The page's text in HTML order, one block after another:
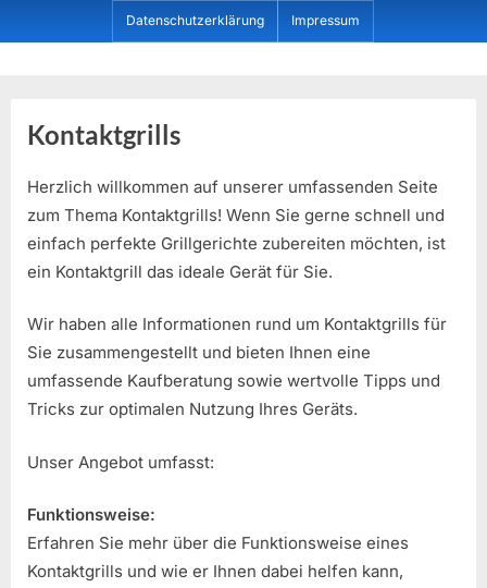
to
Datenschutzerklärung Impressum
Kontaktgrills
Herzlich willkommen auf unserer umfassenden Seite
zum Thema Kontaktgrills! Wenn Sie gerne schnell und
einfach perfekte Grillgerichte zubereiten möchten, ist
ein Kontaktgrill das ideale Gerät für Sie.
Wir haben alle Informationen rund um Kontaktgrills für
Sie zusammengestellt und bieten Ihnen eine
umfassende Kaufberatung sowie wertvolle Tipps und
Tricks zur optimalen Nutzung Ihres Geräts.
Unser Angebot umfasst:
Funktionsweise:
Erfahren Sie mehr über die Funktionsweise eines
Kontaktgrills und wie er Ihnen dabei helfen kann,